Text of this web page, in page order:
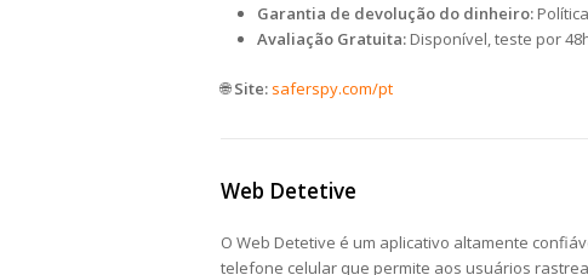
Garantia de devolução do dinheiro:
Avaliação Gratuita: Disponível, teste por
🌐Site: saferspy.com/pt
Web Detetive
O Web Detetive é um aplicativo altamente
telefone celular que permite aos usuários